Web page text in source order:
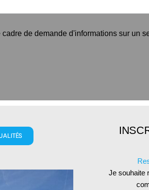
de demande d'informations sur un
Je souhaite